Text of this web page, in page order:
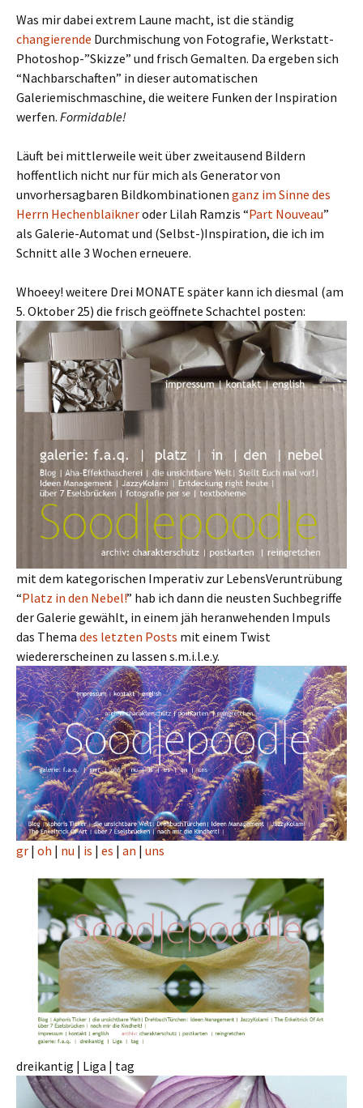
Was mir dabei extrem Laune macht, ist die ständig
changierende Durchmischung von Fotografie, Werkstatt-
Photoshop-”Skizze” und frisch Gemalten. Da ergeben sich
“Nachbarschaften” in dieser automatischen
Galeriemischmaschine, die weitere Funken der Inspiration
werfen. Formidable!
Läuft bei mittlerweile weit über zweitausend Bildern
hoffentlich nicht nur für mich als Generator von
unvorhersagbaren Bildkombinationen ganz im Sinne des
Herrn Hechenblaikneroder Lilah Ramzis “Part Nouveau”
als Galerie-Automat und (Selbst-)Inspiration, die ich im
Schnitt alle 3 Wochen erneuere.
Whoeey! weitere Drei MONATE später kann ich diesmal (am
5. Oktober 25) die frisch geöffnete Schachtel posten:
mit dem kategorischen Imperativ zur LebensVeruntrübung
“Platz in den Nebel!” hab ich dann die neusten Suchbegriffe
der Galerie gewählt, in einem jäh heranwehenden Impuls
das Thema des letzten Posts mit einem Twist
wiedererscheinen zu lassen s.m.i.l.e.y.
gr | oh | nu | is | es | an | uns
dreikantig | Liga | tag